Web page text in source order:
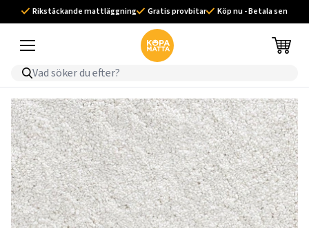
Rikstäckande mattläggning Gratis provbitar Köp nu - Betala sen